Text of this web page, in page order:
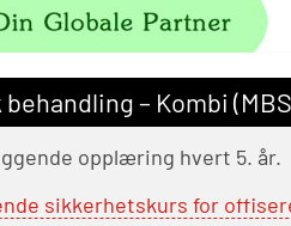
– Kombi
opplæring hvert 5. år.
sikkerhetskurs for